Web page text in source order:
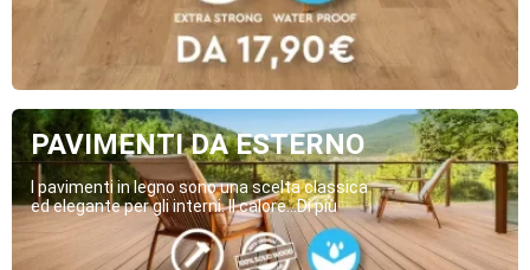
PAVIMENTI DA ESTERNO
I pavimenti in legno sono una scelta classica
ed elegante per gli interni. Il calore...Di più